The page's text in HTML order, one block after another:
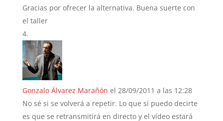
Gracias por ofrecer la alternativa. Buena suerte con
el taller
Gonzalo Álvarez Marañón el 28/09/2011 a las 12:28
No sé si se volverá a repetir. Lo que sí puedo decirte
es que se retransmitirá en directo y el vídeo estará